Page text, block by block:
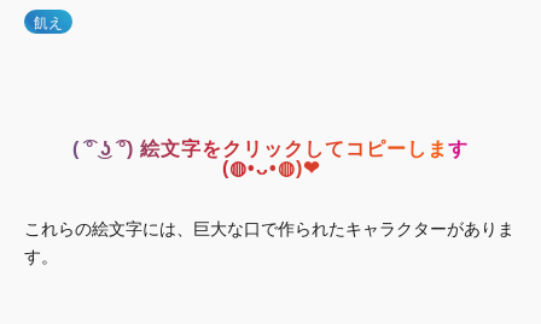
飢え
( ͡° ͜ʖ ͡°) 絵文字をクリックしてコピーします
(◍•ᴗ•◍)❤
これらの絵文字には、巨大な口で作られたキャラクターがありま
す。